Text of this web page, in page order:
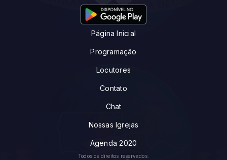
Página Inicial
Programação
Locutores
Contato
Chat
Nossas Igrejas
Agenda 2020
Todos os direitos reservados.